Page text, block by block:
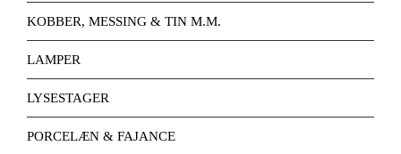
KOBBER, MESSING & TIN M.M.
LAMPER
LYSESTAGER
PORCELÆN & FAJANCE